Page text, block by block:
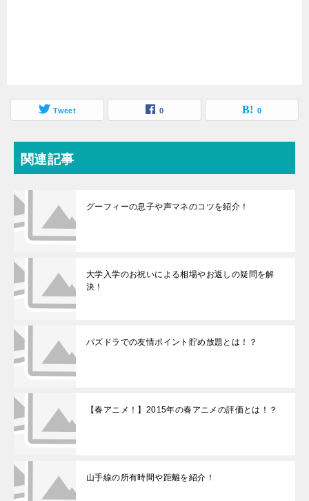
Tweet 0 0
関連記事
グーフィーの息子や声マネのコツを紹介！
大学入学のお祝いによる相場やお返しの疑問を解
決！
パズドラでの友情ポイント貯め放題とは！？
【春アニメ！】2015年の春アニメの評価とは！？
山手線の所有時間や距離を紹介！